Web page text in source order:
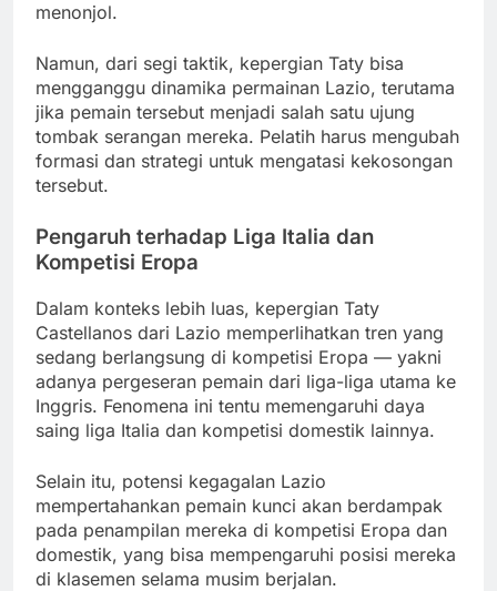
menonjol.
Namun, dari segi taktik, kepergian Taty bisa
mengganggu dinamika permainan Lazio, terutama
jika pemain tersebut menjadi salah satu ujung
tombak serangan mereka. Pelatih harus mengubah
formasi dan strategi untuk mengatasi kekosongan
tersebut.
Pengaruh terhadap Liga Italia dan
Kompetisi Eropa
Dalam konteks lebih luas, kepergian Taty
Castellanos dari Lazio memperlihatkan tren yang
sedang berlangsung di kompetisi Eropa — yakni
adanya pergeseran pemain dari liga-liga utama ke
Inggris. Fenomena ini tentu memengaruhi daya
saing liga Italia dan kompetisi domestik lainnya.
Selain itu, potensi kegagalan Lazio
mempertahankan pemain kunci akan berdampak
pada penampilan mereka di kompetisi Eropa dan
domestik, yang bisa mempengaruhi posisi mereka
di klasemen selama musim berjalan.